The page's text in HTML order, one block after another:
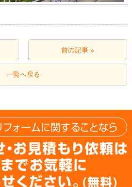
前の記事 »
一覧へ戻る